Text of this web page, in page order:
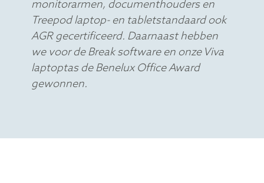
monitorarmen, documenthouders en
Treepod laptop- en tabletstandaard ook
AGR gecertificeerd. Daarnaast hebben
we voor de Break software en onze Viva
laptoptas de Benelux Office Award
gewonnen.